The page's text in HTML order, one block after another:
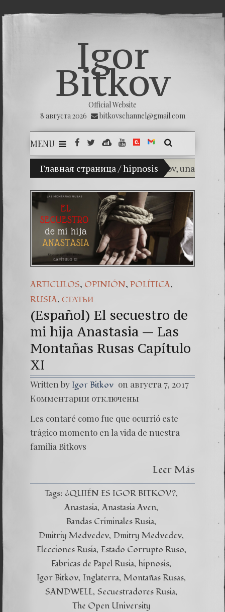
Igor
Bitkov
Official Website
8 августа 2026
bitkovschannel@gmail.com
MENU
Главная страница/hipnosis
(Español) Mi hijo Vladimir Bitkov, una promesa
(Español)
(Español) La
(Español) Las
(Español) 44.
Dr. Erwin
ARTICULOS, OPINIÓN, POLÍTICA,
RUSIA, СТАТЬИ
(Español) El secuestro de
mi hija Anastasia — Las
Montañas Rusas Capítulo
XI
Written by Igor Bitkov on августа 7, 2017
Комментарии
записи
отключены
Les contaré como fue que ocurrió este
trágico momento en la vida de nuestra
familia Bitkovs
Leer Más
Tags: ¿QUIÉN ES IGOR BITKOV?
Anastasia Anastasia Aven
Bandas Criminales Rusia
Dmitriy Medvedev Dmitry Medvedev
Elecciones Rusia Estado Corrupto Ruso
Fabricas de Papel Rusia hipnosis
Igor Bitkov Inglaterra Montañas Rusas
SANDWELL Secuestradores Rusia
The Open University